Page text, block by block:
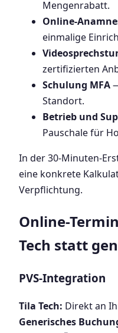
Mengenrabatt.
Online-
einmalige
zertifizierten
Schulung MFA
Standort.
Betrieb und
Pauschale für
In der 30-Minuten-
eine konkrete
Verpflichtung.
Online-
Tech statt
PVS-Integration
Tila Tech: Direkt an
Generisches